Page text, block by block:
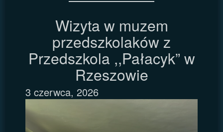
Wizyta w muzem
przedszkolaków z
Przedszkola ,,Pałacyk” w
Rzeszowie
3 czerwca, 2026